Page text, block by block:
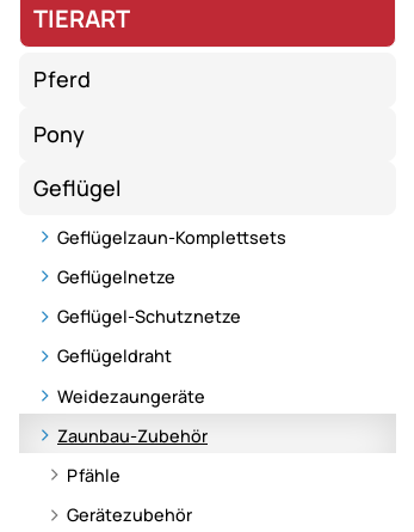
TIERART
Pferd
Pony
Geflügel
Geflügelzaun-Komplettsets
Geflügelnetze
Geflügel-Schutznetze
Geflügeldraht
Weidezaungeräte
Zaunbau-Zubehör
Pfähle
Gerätezubehör